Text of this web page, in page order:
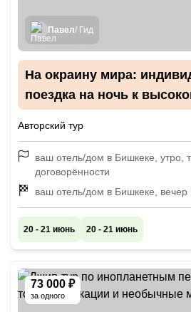
Павел/ Гид
На окраину мира:
поездка на ночь к
Авторский тур
ваш отель/дом в Бишкеке, утро,
договорённости
ваш отель/дом в Бишкеке, вечер
20 - 21 июнь 20 - 21 июнь
73 000 ₽
за одного